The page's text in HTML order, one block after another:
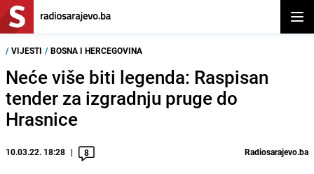
/ VIJESTI / BOSNA I HERCEGOVINA
Neće više biti legenda: Raspisan
tender za izgradnju pruge do
Hrasnice
10.03.22. 18:28 8 Radiosarajevo.ba